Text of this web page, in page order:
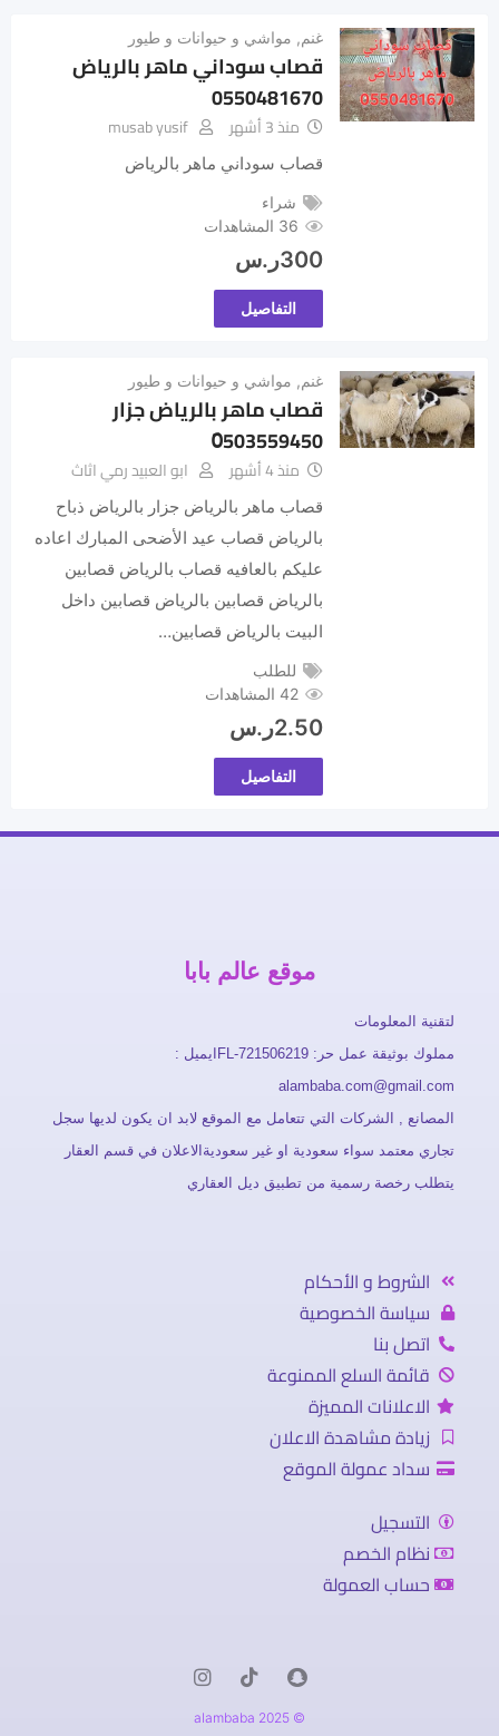
غنم, مواشي و حيوانات و طيور
قصاب سوداني ماهر بالرياض
0550481670
منذ 3 أشهر musab yusif
قصاب سوداني ماهر بالرياض
شراء
36 المشاهدات
300ر.س
التفاصيل
غنم, مواشي و حيوانات و طيور
قصاب ماهر بالرياض جزار
0َ503559450
منذ 4 أشهر ابو العبيد رمي اثاث
‏قصاب ماهر بالرياض جزار بالرياض ذباح
بالرياض قصاب عيد الأضحى المبارك اعاده
عليكم بالعافيه قصاب بالرياض قصابين
بالرياض قصابين بالرياض قصابين داخل
البيت بالرياض قصابين…
للطلب
42 المشاهدات
2.50ر.س
التفاصيل
موقع عالم بابا
لتقنية المعلومات
مملوك بوثيقة عمل حر: FL-721506219ايميل :
alambaba.com@gmail.com
المصانع , الشركات التي تتعامل مع الموقع لابد ان يكون لديها سجل
تجاري معتمد سواء سعودية او غير سعوديةالاعلان في قسم العقار
يتطلب رخصة رسمية من تطبيق ديل العقاري
الشروط و الأحكام
سياسة الخصوصية
اتصل بنا
قائمة السلع الممنوعة
الاعلانات المميزة
زيادة مشاهدة الاعلان
سداد عمولة الموقع
التسجيل
نظام الخصم
حساب العمولة
© 2025 alambaba